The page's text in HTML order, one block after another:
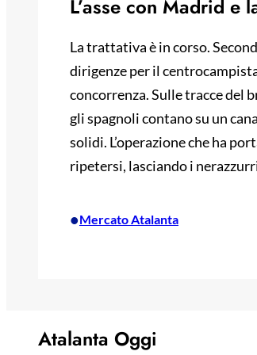
L’asse con Madrid e
La trattativa è in corso.
dirigenze per il
concorrenza. Sulle tracce del
gli spagnoli contano su un
solidi. L’operazione che ha
ripetersi, lasciando i
•Mercato Atalanta
Atalanta Oggi